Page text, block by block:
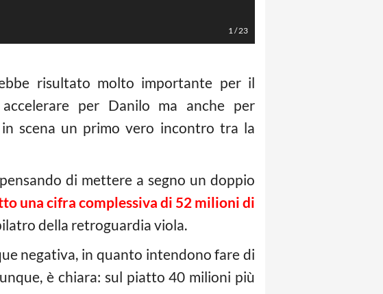
1/23
risultato molto importante per il
per Danilo ma anche per
scena un primo vero incontro tra la
di mettere a segno un doppio
una cifra complessiva di 52 milioni di
della retroguardia viola.
negativa, in quanto intendono fare di
è chiara: sul piatto 40 milioni più